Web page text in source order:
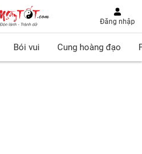
Đăng nhập
Bói vui Cung hoàng đạo